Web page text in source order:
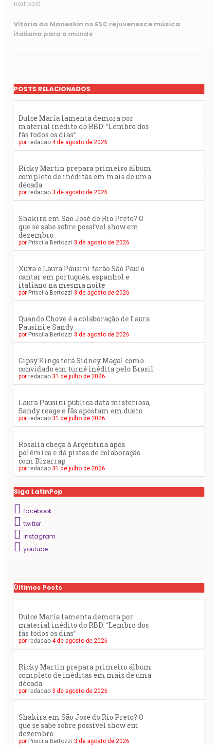
next post
Vitória do Maneskin no ESC rejuvenesce música
italiana para o mundo
POSTS RELACIONADOS
Dulce María lamenta demora por
material inédito do RBD: “Lembro dos
fãs todos os dias”
por redacao 4 de agosto de 2026
Ricky Martin prepara primeiro álbum
completo de inéditas em mais de uma
década
por redacao 3 de agosto de 2026
Shakira em São José do Rio Preto? O
que se sabe sobre possível show em
dezembro
por Priscila Bertozzi 3 de agosto de 2026
Xuxa e Laura Pausini farão São Paulo
cantar em português, espanhol e
italiano na mesma noite
por Priscila Bertozzi 3 de agosto de 2026
Quando Chove é a colaboração de Laura
Pausini e Sandy
por Priscila Bertozzi 3 de agosto de 2026
Gipsy Kings terá Sidney Magal como
convidado em turnê inédita pelo Brasil
por redacao 31 de julho de 2026
Laura Pausini publica data misteriosa,
Sandy reage e fãs apostam em dueto
por redacao 31 de julho de 2026
Rosalía chega à Argentina após
polêmica e dá pistas de colaboração
com Bizarrap
por redacao 31 de julho de 2026
Siga LatinPop
facebook
twitter
instagram
youtube
Últimos Posts
Dulce María lamenta demora por
material inédito do RBD: “Lembro dos
fãs todos os dias”
por redacao 4 de agosto de 2026
Ricky Martin prepara primeiro álbum
completo de inéditas em mais de uma
década
por redacao 3 de agosto de 2026
Shakira em São José do Rio Preto? O
que se sabe sobre possível show em
dezembro
por Priscila Bertozzi 3 de agosto de 2026